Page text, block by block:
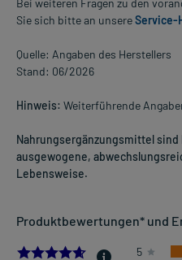
Bei weiteren Fragen zu den
Sie sich bitte an unsereService-
Quelle: Angaben des Herstellers
Stand: 06/2026
Hinweis: Weiterführende
Nahrungsergänzungsmittel sind
ausgewogene,
Lebensweise.
Produktbewertungen* und
4.666666666666667
5